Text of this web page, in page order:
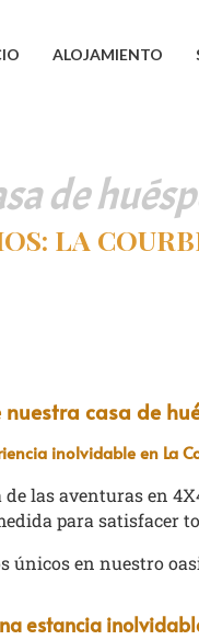
ALOJAMIENTO
de
LA
casa de
inolvidable en La
las aventuras en
para satisfacer
únicos en nuestro
estancia